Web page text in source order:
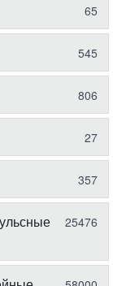
65
545
806
27
357
25476